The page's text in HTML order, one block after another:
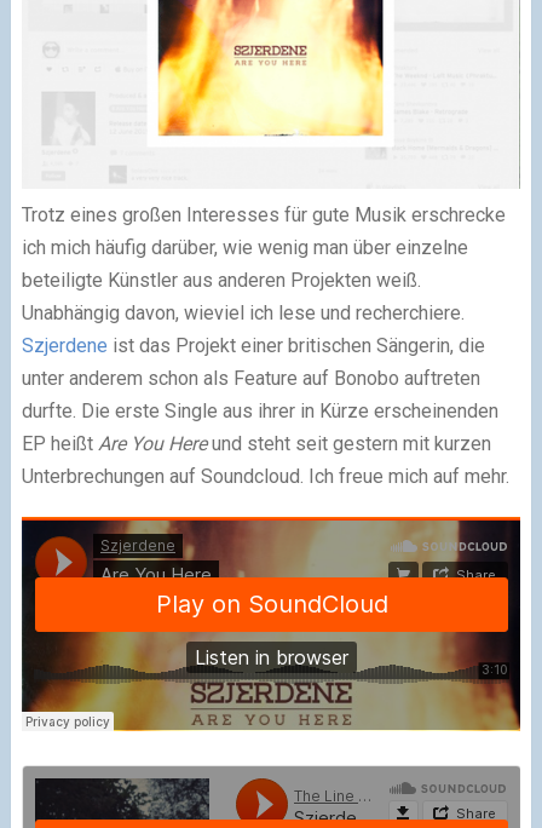
Trotz eines großen Interesses für gute Musik erschrecke
ich mich häufig darüber, wie wenig man über einzelne
beteiligte Künstler aus anderen Projekten weiß.
Unabhängig davon, wieviel ich lese und recherchiere.
Szjerdene ist das Projekt einer britischen Sängerin, die
unter anderem schon als Feature auf Bonobo auftreten
durfte. Die erste Single aus ihrer in Kürze erscheinenden
EP heißt Are You Hereund steht seit gestern mit kurzen
Unterbrechungen auf Soundcloud. Ich freue mich auf mehr.